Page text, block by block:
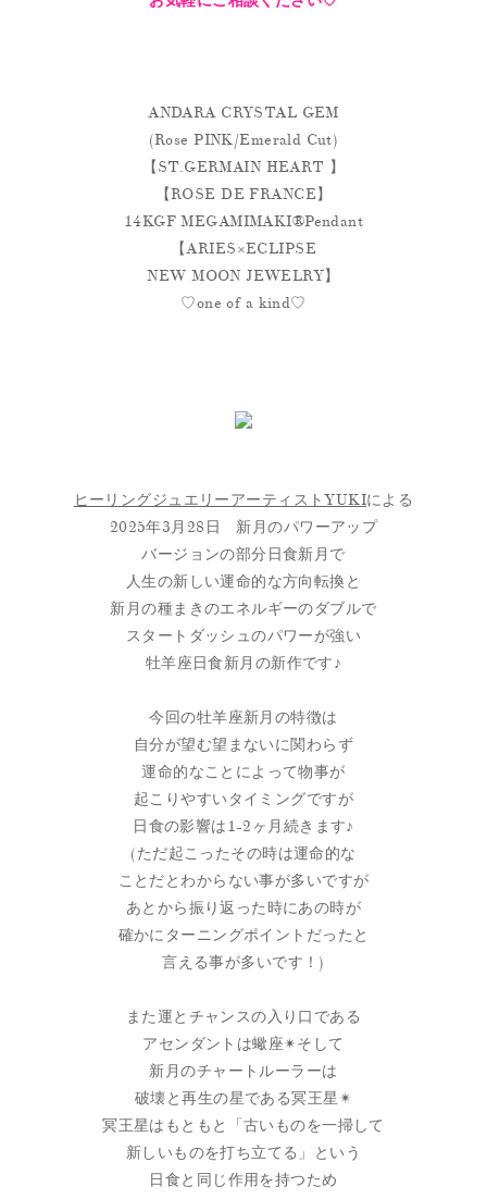
ANDARA CRYSTAL GEM
(Rose PINK/Emerald Cut)
【ST.GERMAIN HEART 】
【ROSE DE FRANCE】
14KGF MEGAMIMAKI®︎Pendant
【ARIES×ECLIPSE
NEW MOON JEWELRY】
♡one of a kind♡
ヒーリングジュエリーアーティストYUKIによる
2025年3月28日 新月のパワーアップ
バージョンの部分日食新月で
人生の新しい運命的な方向転換と
新月の種まきのエネルギーのダブルで
スタートダッシュのパワーが強い
牡羊座日食新月の新作です♪
今回の牡羊座新月の特徴は
自分が望む望まないに関わらず
運命的なことによって物事が
起こりやすいタイミングですが
日食の影響は1-2ヶ月続きます♪
(ただ起こったその時は運命的な
ことだとわからない事が多いですが
あとから振り返った時にあの時が
確かにターニングポイントだったと
言える事が多いです！)
また運とチャンスの入り口である
アセンダントは蠍座✴︎そして
新月のチャートルーラーは
破壊と再生の星である冥王星✴︎
冥王星はもともと「古いものを一掃して
新しいものを打ち立てる」という
日食と同じ作用を持つため